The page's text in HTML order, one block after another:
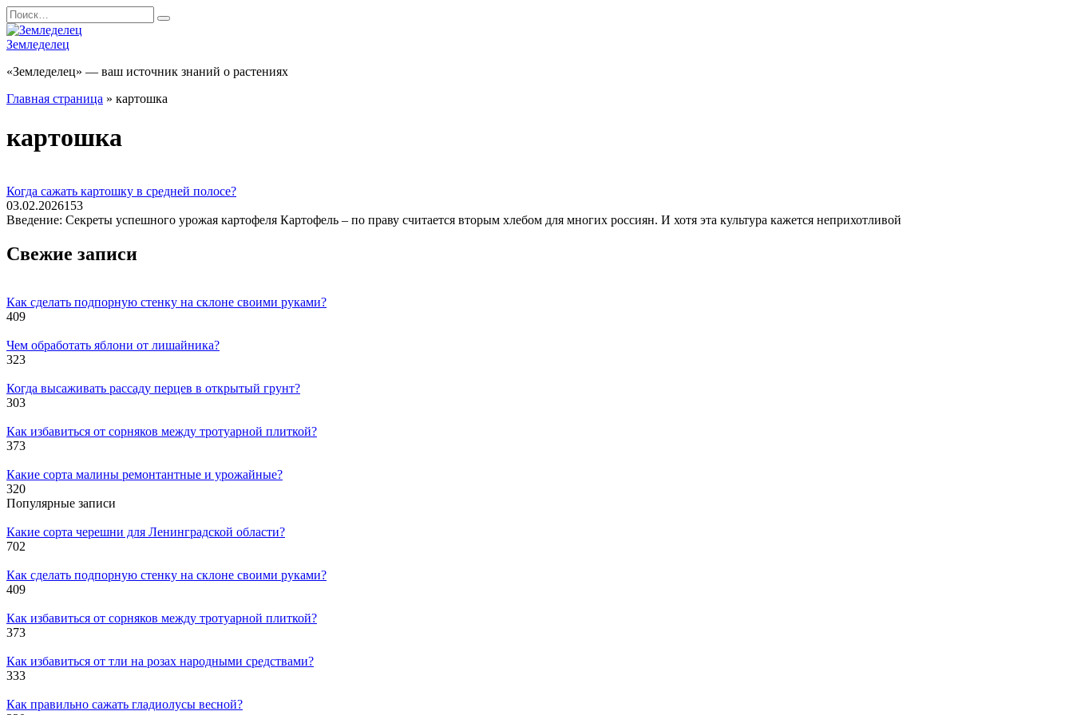
Перейти
к
содержанию
Search
for:
Земледелец
«Земледелец» — ваш источник знаний о растениях
Главная страница » картошка
картошка
Когда сажать картошку в средней полосе?
03.02.2026153
Введение: Секреты успешного урожая картофеля Картофель – по праву считается вторым хлебом для многих россиян. И хотя эта культура кажется неприхотливой
Свежие записи
Как сделать подпорную стенку на склоне своими руками?
409
Чем обработать яблони от лишайника?
323
Когда высаживать рассаду перцев в открытый грунт?
303
Как избавиться от сорняков между тротуарной плиткой?
373
Какие сорта малины ремонтантные и урожайные?
320
Популярные записи
Какие сорта черешни для Ленинградской области?
702
Как сделать подпорную стенку на склоне своими руками?
409
Как избавиться от сорняков между тротуарной плиткой?
373
Как избавиться от тли на розах народными средствами?
333
Как правильно сажать гладиолусы весной?